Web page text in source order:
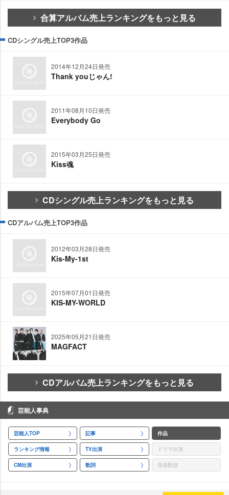
合算アルバム売上ランキングをもっと見る
CDシングル売上TOP3作品
2014年12月24日発売
Thank youじゃん!
2011年08月10日発売
Everybody Go
2015年03月25日発売
Kiss魂
CDシングル売上ランキングをもっと見る
CDアルバム売上TOP3作品
2012年03月28日発売
Kis-My-1st
2015年07月01日発売
KIS-MY-WORLD
2025年05月21日発売
MAGFACT
CDアルバム売上ランキングをもっと見る
芸能人事典
芸能人TOP 記事 作品
ランキング情報 TV出演 ドラマ出演
CM出演 歌詞 音楽配信